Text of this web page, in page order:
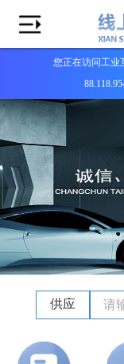
您正在访问工业
供应